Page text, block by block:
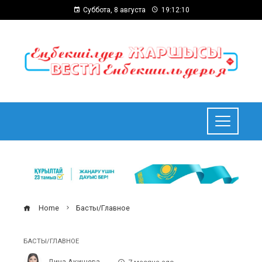
Суббота, 8 августа 19:12:10
Home Басты/Главное
БАСТЫ/ГЛАВНОЕ